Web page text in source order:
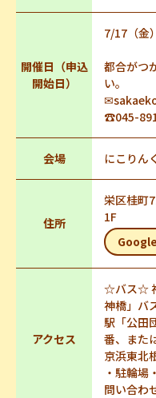
開催日（申込
開始日）
7/17（金
都合がつ
い。
☎045-
会場 にこりんく
住所
栄区桂町
1F
アクセス
☆バス☆
神橋」バ
駅「公田
番、また
京浜東北
・駐輪場
問い合わ